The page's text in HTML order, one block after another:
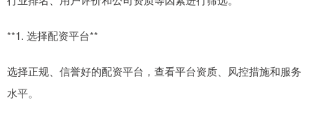
**1. 选择配资平台**
选择正规、信誉好的配资平台，查看平台资质、风控措施和服务
水平。